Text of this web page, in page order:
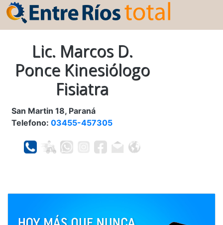
Lic. Marcos D.
Ponce Kinesiólogo
Fisiatra
San Martin 18, Paraná
Telefono: 03455-457305